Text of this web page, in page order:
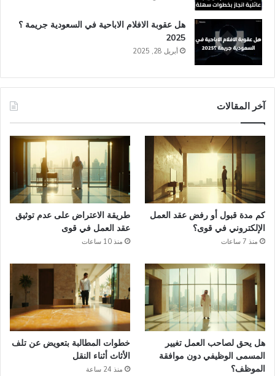
هل عقوبة الافلام الاباحية في السعودية​ جريمة ؟
2025
أبريل 28, 2025
آخر المقالات
كم مدة قبول أو رفض عقد العمل
الإلكتروني في قوى؟
منذ 7 ساعات
طريقة الاعتراض على عدم توثيق
عقد العمل في قوى
منذ 10 ساعات
هل يحق لصاحب العمل تغيير
المسمى الوظيفي دون موافقة
الموظف؟
خطوات المطالبة بتعويض عن تلف
الأثاث أثناء النقل
منذ 24 ساعة